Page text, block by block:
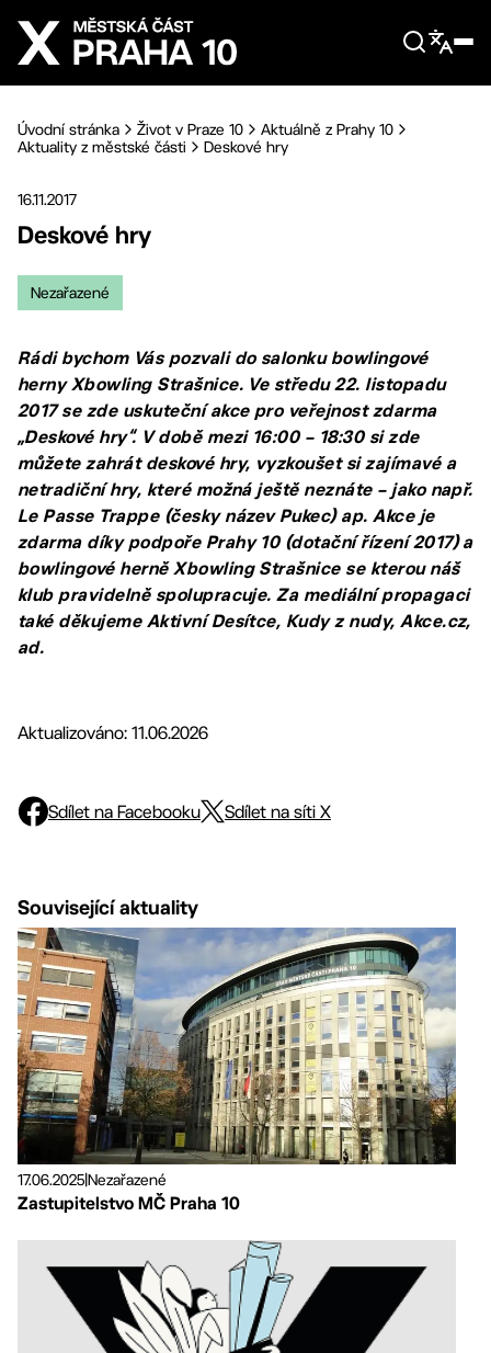
Přejít na hlavní obsah
Úvodní stránka Život v Praze 10
Aktuálně z Prahy 10
Aktuality z městské části
Deskové hry
16.11.2017
Deskové hry
Nezařazené
Rádi bychom Vás pozvali do salonku bowlingové
herny Xbowling Strašnice. Ve středu 22. listopadu
2017 se zde uskuteční akce pro veřejnost zdarma
„Deskové hry“. V době mezi 16:00 – 18:30 si zde
můžete zahrát deskové hry, vyzkoušet si zajímavé a
netradiční hry, které možná ještě neznáte – jako např.
Le Passe Trappe (česky název Pukec) ap. Akce je
zdarma díky podpoře Prahy 10 (dotační řízení 2017) a
bowlingové herně Xbowling Strašnice se kterou náš
klub pravidelně spolupracuje. Za mediální propagaci
také děkujeme Aktivní Desítce, Kudy z nudy, Akce.cz,
ad.
Aktualizováno: 11.06.2026
Sdílet na Facebooku Sdílet na síti X
Související aktuality
17.06.2025Nezařazené
Zastupitelstvo MČ Praha 10